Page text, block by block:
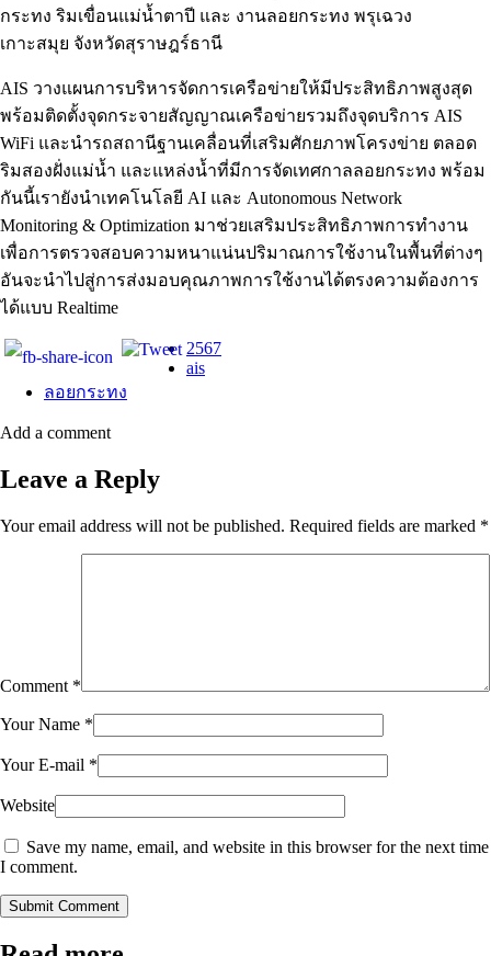
กระทง ริมเขื่อนแม่น้ำตาปี และ งานลอยกระทง พรุเฉวง
เกาะสมุย จังหวัดสุราษฎร์ธานี
AIS วางแผนการบริหารจัดการเครือข่ายให้มีประสิทธิภาพสูงสุด
พร้อมติดตั้งจุดกระจายสัญญาณเครือข่ายรวมถึงจุดบริการ AIS
WiFi และนำรถสถานีฐานเคลื่อนที่เสริมศักยภาพโครงข่าย ตลอด
ริมสองฝั่งแม่น้ำ และแหล่งน้ำที่มีการจัดเทศกาลลอยกระทง พร้อม
กันนี้เรายังนำเทคโนโลยี AI และ Autonomous Network
Monitoring & Optimization มาช่วยเสริมประสิทธิภาพการทำงาน
เพื่อการตรวจสอบความหนาแน่นปริมาณการใช้งานในพื้นที่ต่างๆ
อันจะนำไปสู่การส่งมอบคุณภาพการใช้งานได้ตรงความต้องการ
ได้แบบ Realtime
2567
ais
ลอยกระทง
Add a comment
Leave a Reply
Your email address will not be published. Required fields are marked *
Comment *
Your Name *
Your E-mail *
Website
Save my name, email, and website in this browser for the next time
I comment.
Submit Comment